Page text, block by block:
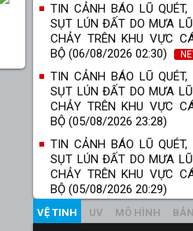
TIN CẢNH BÁO LŨ
SỤT LÚN ĐẤT DO MƯA
CHẢY TRÊN KHU VỰC
BỘ (06/08/2026 02:30)
TIN CẢNH BÁO LŨ
SỤT LÚN ĐẤT DO MƯA
CHẢY TRÊN KHU VỰC
BỘ (05/08/2026 23:28)
TIN CẢNH BÁO LŨ
SỤT LÚN ĐẤT DO MƯA
CHẢY TRÊN KHU VỰC
BỘ (05/08/2026 20:29)
VỆ TINH UV MÔ HÌNH